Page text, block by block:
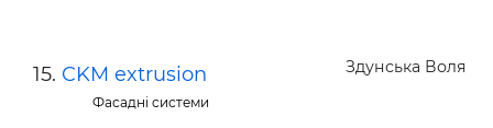
Здунська Воля
CKM extrusion
Фасадні системи